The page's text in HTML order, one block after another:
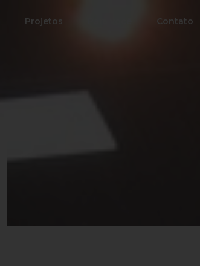
Projetos Contato